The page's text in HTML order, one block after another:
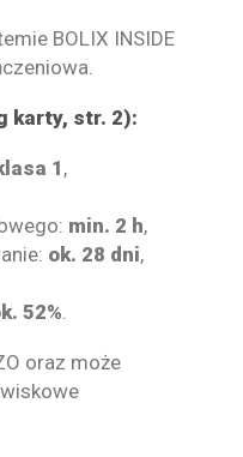
BOLIX INSIDE
karty, str. 2):
1 ,
min. 2 h,
ok. 28 dni,
52%.
oraz może